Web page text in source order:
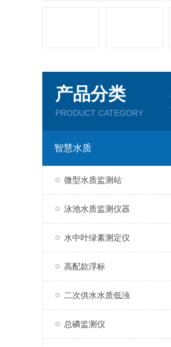
产品分类
PRODUCT CATEGORY
智慧水质
微型水质监测站
泳池水质监测仪器
水中叶绿素测定仪
高配款浮标
二次供水水质低浊
总磷监测仪